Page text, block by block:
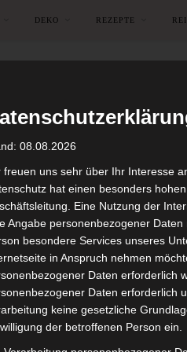
DEKO REZEPTE
DEKORATIONEN FRÜHLING
08.08.2026
freuen uns sehr über Ihr Interesse
hat einen besonders
Eine Nutzung der
Angabe personenbezogener
besondere Services unseres
in Anspruch nehmen
Daten erforderlich
Daten erforderlich
keine gesetzliche
der betroffenen Person ein.